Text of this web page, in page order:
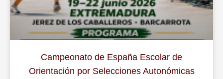
Campeonato de España Escolar de
Orientación por Selecciones Autonómicas